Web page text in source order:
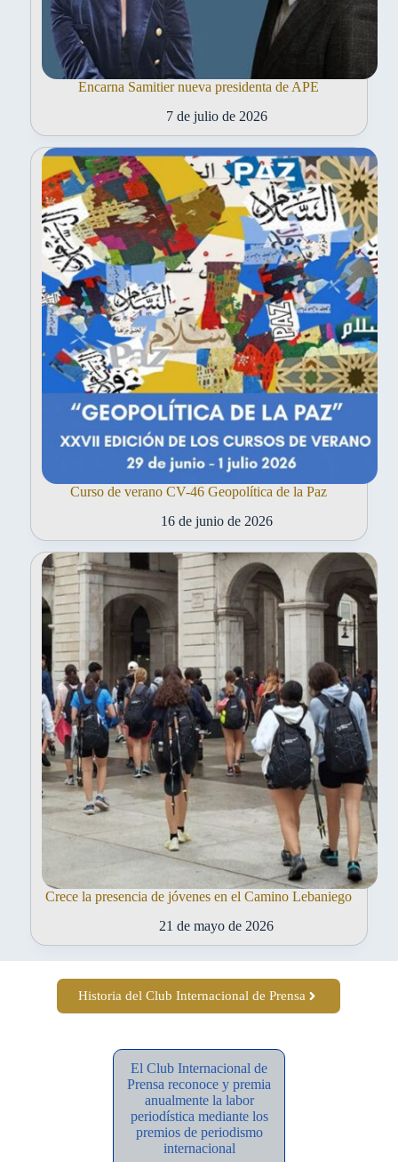
Encarna Samitier nueva presidenta de APE
7 de julio de 2026
Curso de verano CV-46 Geopolítica de la Paz
16 de junio de 2026
Crece la presencia de jóvenes en el Camino Lebaniego
21 de mayo de 2026
Historia del Club Internacional de Prensa
El Club Internacional de
Prensa reconoce y premia
anualmente la labor
periodística mediante los
premios de periodismo
internacional